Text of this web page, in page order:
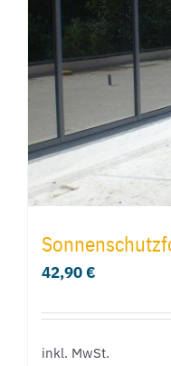
42,90€
inkl. MwSt.